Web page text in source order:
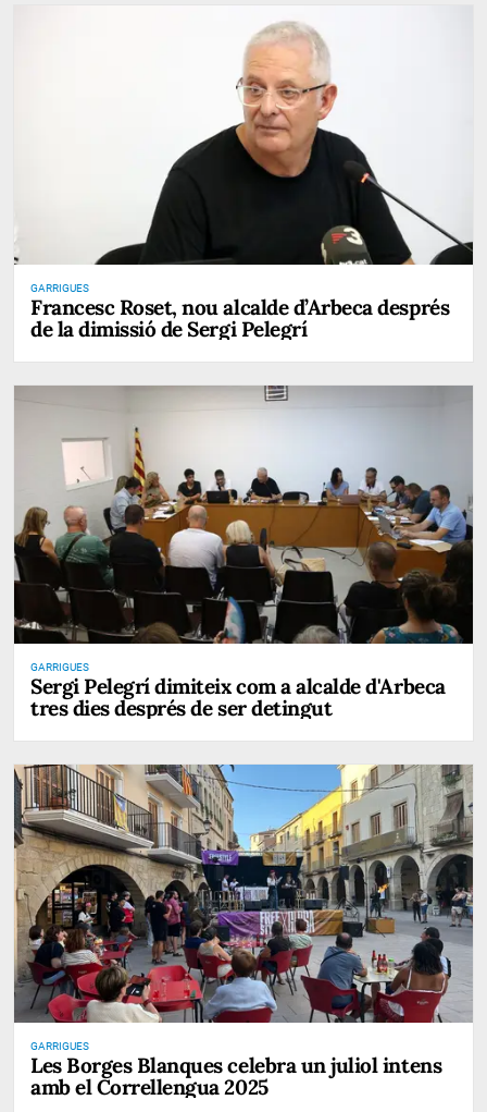
GARRIGUES
Francesc Roset, nou alcalde d’Arbeca després
de la dimissió de Sergi Pelegrí
GARRIGUES
Sergi Pelegrí dimiteix com a alcalde d'Arbeca
tres dies després de ser detingut
GARRIGUES
Les Borges Blanques celebra un juliol intens
amb el Correllengua 2025